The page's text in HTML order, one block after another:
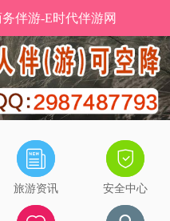
伴游-E时代伴游网
旅游资讯 安全中心